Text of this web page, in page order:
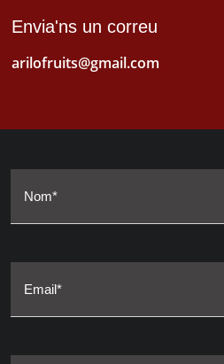
Envia'ns un correu
arilofruits@gmail.com